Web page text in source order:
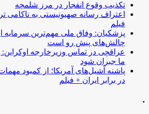
تکذیب وقوع انفجار در مرز شلمچه
اعتراف رسانه صهیونیستی به ناکامی
فیلم
پزشکیان: وفاق ملی مهم‌ترین سرمایه
چالش‌های پیش رو است
عراقچی در تماس وزیرخارجه اوکراین:
ما جبران شود
پاشنه آشیل‌های آمریکا؛ از کمبود
در برابر ایران + فیلم
.